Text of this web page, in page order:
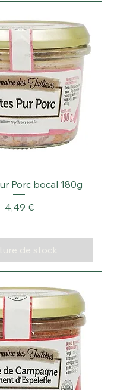
Porc bocal 180g
Prix
4,49 €
de stock